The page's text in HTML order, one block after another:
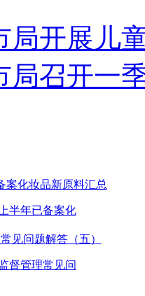
局开展儿
局召开一
半年已备案化
督管理常见问